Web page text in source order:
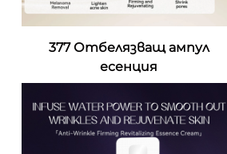
377 Отбелязващ ампул
есенция